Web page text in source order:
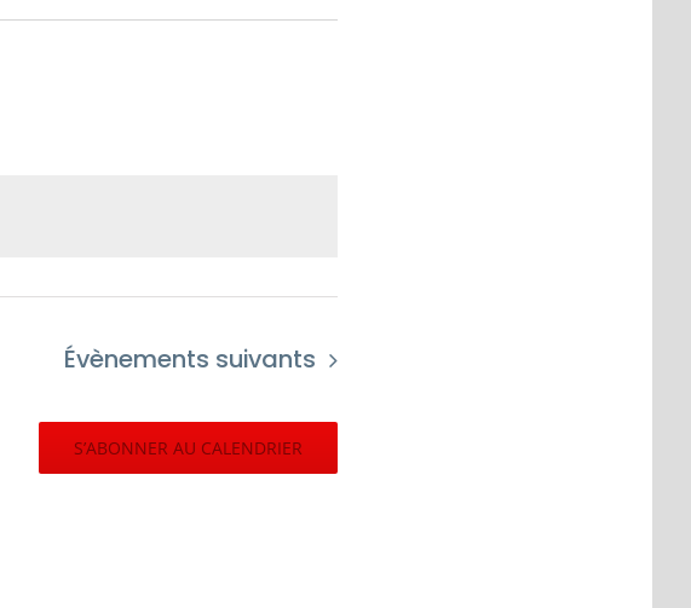
Évènements suivants
S’ABONNER AU CALENDRIER